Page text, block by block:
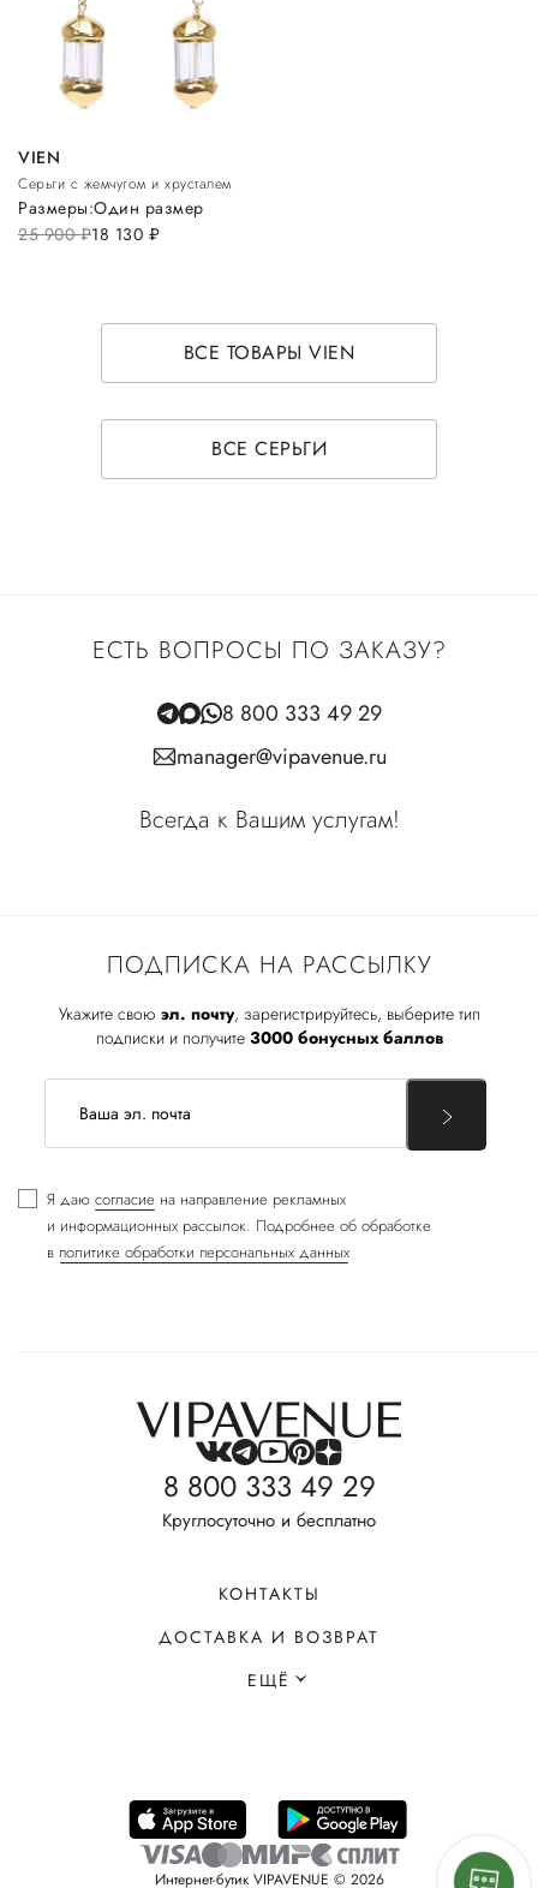
VIEN
Серьги с жемчугом и хрусталем
25 900руб.18 130 руб.
Размеры:Один размер
ВСЕ ТОВАРЫ VIEN
ВСЕ СЕРЬГИ
ПОДПИСКА НА РАССЫЛКУ
Укажите свою эл. почту, зарегистрируйтесь, выберите тип
подписки и получите 3000 бонусных баллов
Я даю согласие на направление рекламных
и информационных рассылок. Подробнее об обработке
в политике обработки персональных данных
ЕСТЬ ВОПРОСЫ ПО ЗАКАЗУ?
8 800 333 49 29
manager@vipavenue.ru
Всегда к Вашим услугам!
8 800 333 49 29
Круглосуточно и бесплатно
КОНТАКТЫ
ДОСТАВКА И ВОЗВРАТ
ЕЩЁ
Интернет-бутик VIPAVENUE © 2026